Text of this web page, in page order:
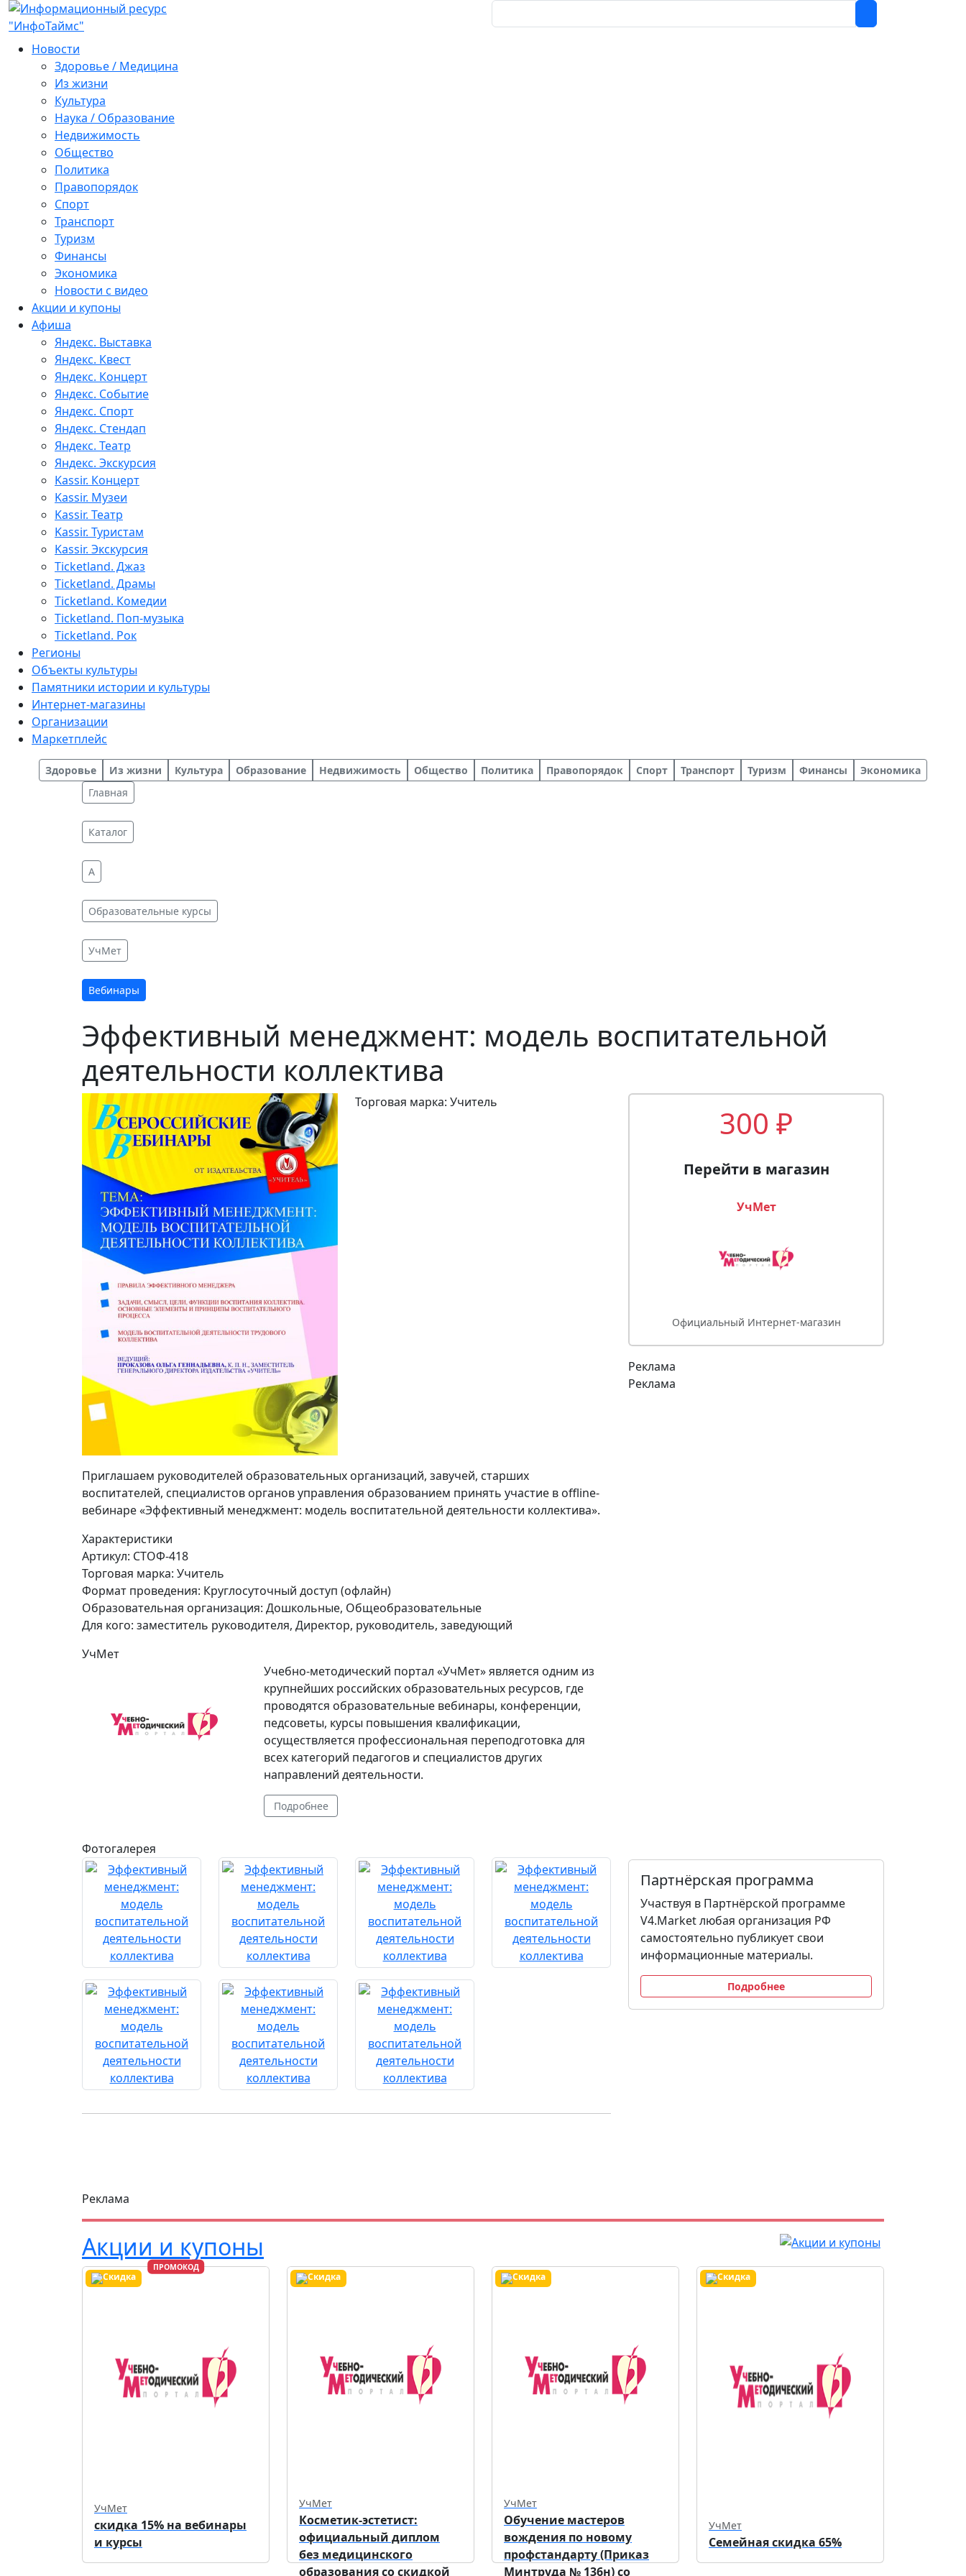
Новости
Здоровье / Медицина
Из жизни
Культура
Наука / Образование
Недвижимость
Общество
Политика
Правопорядок
Спорт
Транспорт
Туризм
Финансы
Экономика
Новости с видео
Акции и купоны
Афиша
Яндекс. Выставка
Яндекс. Квест
Яндекс. Концерт
Яндекс. Событие
Яндекс. Спорт
Яндекс. Стендап
Яндекс. Театр
Яндекс. Экскурсия
Kassir. Концерт
Kassir. Музеи
Kassir. Театр
Kassir. Туристам
Kassir. Экскурсия
Ticketland. Джаз
Ticketland. Драмы
Ticketland. Комедии
Ticketland. Поп-музыка
Ticketland. Рок
Регионы
Объекты культуры
Памятники истории и культуры
Интернет-магазины
Организации
Маркетплейс
Здоровье Из жизни Культура Образование Недвижимость Общество Политика Правопорядок Спорт Транспорт Туризм Финансы
Экономика
Главная
Каталог
A
Образовательные курсы
УчМет
Вебинары
Эффективный менеджмент: модель воспитательной
деятельности коллектива
Торговая марка: Учитель
Приглашаем руководителей образовательных организаций, завучей, старших
воспитателей, специалистов органов управления образованием принять участие в offline-
вебинаре «Эффективный менеджмент: модель воспитательной деятельности коллектива».
Характеристики
Артикул: СТОФ-418
Торговая марка: Учитель
Формат проведения: Круглосуточный доступ (офлайн)
Образовательная организация: Дошкольные, Общеобразовательные
Для кого: заместитель руководителя, Директор, руководитель, заведующий
УчМет
Учебно-методический портал «УчМет» является одним из
крупнейших российских образовательных ресурсов, где
проводятся образовательные вебинары, конференции,
педсоветы, курсы повышения квалификации,
осуществляется профессиональная переподготовка для
всех категорий педагогов и специалистов других
направлений деятельности.
Подробнее
Фотогалерея
Реклама
300 ₽
Перейти в магазин
УчМет
Официальный Интернет-магазин
Реклама
Реклама
Партнёрская программа
Участвуя в Партнёрской программе
V4.Market любая организация РФ
самостоятельно публикует свои
информационные материалы.
Подробнее
Акции и купоны
ПРОМОКОД
УчМет
скидка 15% на вебинары
и курсы
УчМет
Косметик-эстетист:
официальный диплом
без медицинского
образования со скидкой
УчМет
Обучение мастеров
вождения по новому
профстандарту (Приказ
Минтруда № 136н) со
УчМет
Семейная скидка 65%